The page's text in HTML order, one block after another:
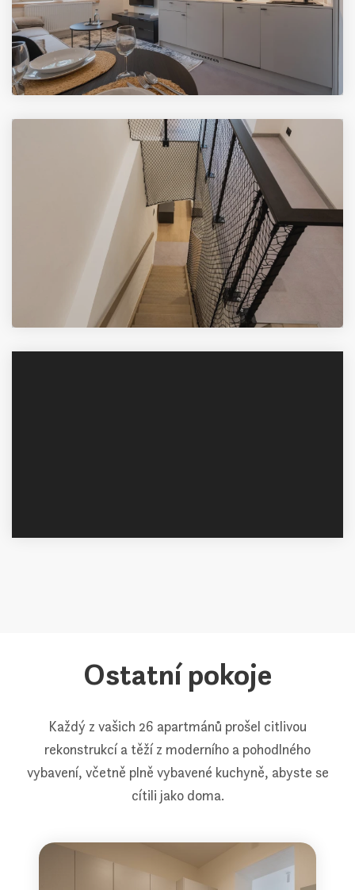
Ostatní pokoje
Každý z vašich 26 apartmánů prošel citlivou
rekonstrukcí a těží z moderního a pohodlného
vybavení, včetně plně vybavené kuchyně, abyste se
cítili jako doma.